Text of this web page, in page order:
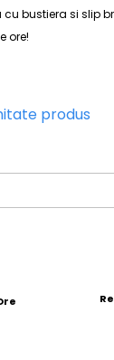
bustiera si slip
ore!
produs